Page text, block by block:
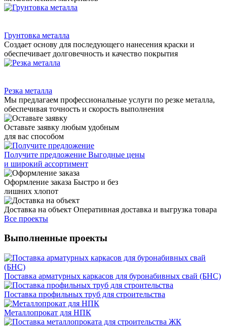
Грунтовка металла
Cоздает основу для последующего нанесения краски и
обеспечивает долговечность и качество покрытия
Резка металла
Мы предлагаем профессиональные услуги по резке металла,
обеспечивая точность и скорость выполнения
Оставьте заявку любым удобным
для вас способом
Получите предложение Выгодные цены
и широкий ассортимент
Оформление заказа Быстро и без
лишних хлопот
Доставка на объект Оперативная доставка и выгрузка товара
Все проекты
Выполненные проекты
Поставка арматурных каркасов для буронабивных свай (БНС)
Поставка профильных труб для строительства
Металлопрокат для НПК